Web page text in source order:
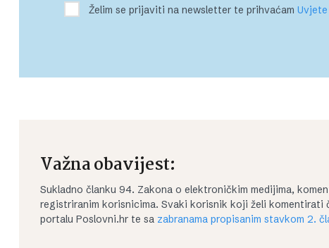
Želim se prijaviti na newsletter te prihvaćam
Važna obavijest:
Sukladno članku 94. Zakona o elektroničkim medijima,
registriranim korisnicima. Svaki korisnik koji želi komentirati
portalu Poslovni.hr te sa zabranama propisanim stavkom 2.